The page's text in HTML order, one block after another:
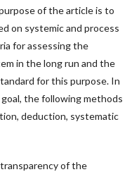
of the article is to
on systemic and process
for assessing the
in the long run and the
for this purpose. In
the following methods
deduction, systematic
of the